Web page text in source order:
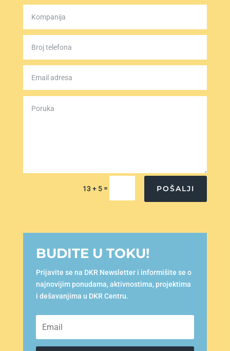
13 + 5 = POŠALJI
BUDITE U TOKU!
Prijavite se na DKR Newsletter i informišite se o
najnovijim ponudama, aktivnostima, projektima
i dešavanjima u DKR Centru.